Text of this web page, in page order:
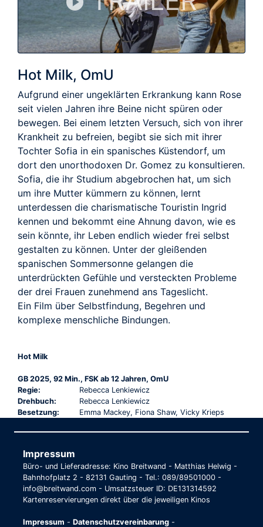
Hot Milk, OmU
Aufgrund einer ungeklärten Erkrankung kann Rose
seit vielen Jahren ihre Beine nicht spüren oder
bewegen. Bei einem letzten Versuch, sich von ihrer
Krankheit zu befreien, begibt sie sich mit ihrer
Tochter Sofia in ein spanisches Küstendorf, um
dort den unorthodoxen Dr. Gomez zu konsultieren.
Sofia, die ihr Studium abgebrochen hat, um sich
um ihre Mutter kümmern zu können, lernt
unterdessen die charismatische Touristin Ingrid
kennen und bekommt eine Ahnung davon, wie es
sein könnte, ihr Leben endlich wieder frei selbst
gestalten zu können. Unter der gleißenden
spanischen Sommersonne gelangen die
unterdrückten Gefühle und versteckten Probleme
der drei Frauen zunehmend ans Tageslicht.
Ein Film über Selbstfindung, Begehren und
komplexe menschliche Bindungen.
Hot Milk
GB 2025, 92 Min., FSK ab 12 Jahren, OmU
Regie:
Rebecca Lenkiewicz
Drehbuch:
Rebecca Lenkiewicz
Besetzung:
Emma Mackey, Fiona Shaw, Vicky Krieps
Impressum
Büro- und Lieferadresse: Kino Breitwand - Matthias Helwig -
Bahnhofplatz 2 - 82131 Gauting - Tel.: 089/89501000 -
info@breitwand.com - Umsatzsteuer ID: DE131314592
Kartenreservierungen direkt über die jeweiligen Kinos
Impressum - Datenschutzvereinbarung -